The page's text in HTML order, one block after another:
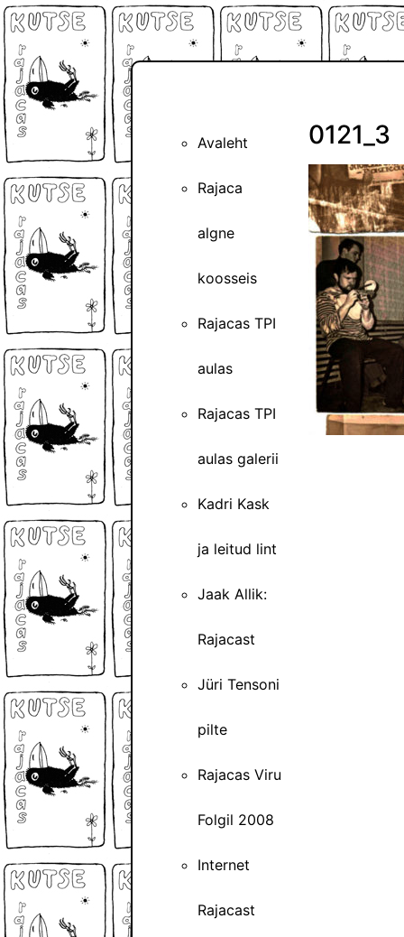
Avaleht
Rajaca
algne
koosseis
Rajacas TPI
aulas
Rajacas TPI
aulas galerii
Kadri Kask
ja leitud lint
Jaak Allik:
Rajacast
Jüri Tensoni
pilte
Rajacas Viru
Folgil 2008
Internet
Rajacast
0121_3